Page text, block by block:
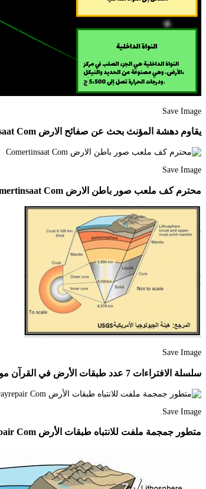
Save Image
يقاوم دهشة المؤنث بحث عن صفائح الارض Comertinsaat Com
Save Image
محترم كف ملعب صور باطن الارض Comertinsaat Com
Save Image
سلسلة الافتراءات 7 عدد طبقات الأرض في القرآن موسوعة الكحيل للاعجاز العلمي
Save Image
متطور جمجمة ملفت للانتباه طبقات الأرض Ppt Findlocal Drivewayrepair Com